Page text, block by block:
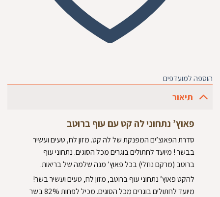
הוספה למועדפים
תיאור
פאוץ’ נתחוני לה קט עם עוף ברוטב
סדרת הפאוצ’ים המפנקת של לה קט. מזון לח, טעים ועשיר
בבשר ! מיועד לחתולים בוגרים מכל הסוגים. נתחוני עוף
ברוטב (מרקם נוזלי) בכל פאוץ’ מנה שלמה של בריאות.
להקט פאוץ’ נתחוני עוף ברוטב, מזון לח, טעים ועשיר בשר!
מיועד לחתולים בוגרים מכל הסוגים. מכיל לפחות 82% בשר